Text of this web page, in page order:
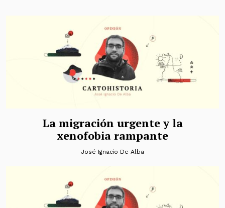
La migración urgente y la
xenofobia rampante
José Ignacio De Alba